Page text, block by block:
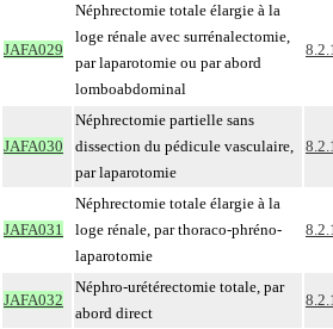
JAFA029
Néphrectomie totale élargie à la
loge rénale avec surrénalectomie,
par laparotomie ou par abord
lomboabdominal
JAFA030
Néphrectomie partielle sans
dissection du pédicule vasculaire,
par laparotomie
JAFA031
Néphrectomie totale élargie à la
loge rénale, par thoraco-phréno-
laparotomie
JAFA032
Néphro-urétérectomie totale, par
abord direct